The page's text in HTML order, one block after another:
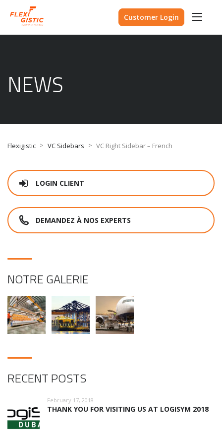
Customer Login
NEWS
Flexigistic > VC Sidebars > VC Right Sidebar – French
LOGIN CLIENT
DEMANDEZ À NOS EXPERTS
NOTRE GALERIE
RECENT POSTS
February 17, 2018
THANK YOU FOR VISITING US AT LOGISYM 2018